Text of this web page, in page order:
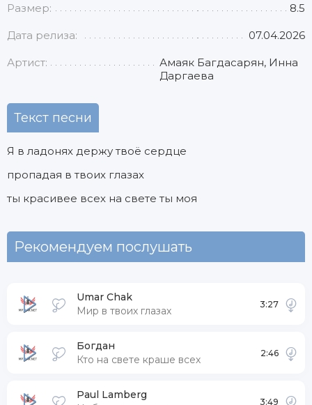
Размер: 8.5
Дата релиза: 07.04.2026
Артист:
Амаяк Багдасарян, Инна
Даргаева
Текст песни
Я в ладонях держу твоё сердце
пропадая в твоих глазах
ты красивее всех на свете ты моя
Рекомендуем послушать
Umar Chak
Мир в твоих глазах
3:27
Богдан
Кто на свете краше всех
2:46
Paul Lamberg
3:49